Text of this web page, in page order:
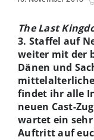
The Last
3. Staffel auf
weiter mit der
Dänen und
findet ihr alle
neuen Cast-
wartet ein sehr
Auftritt auf